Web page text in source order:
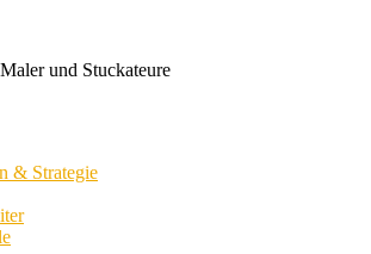
und Stuckateure
& Strategie